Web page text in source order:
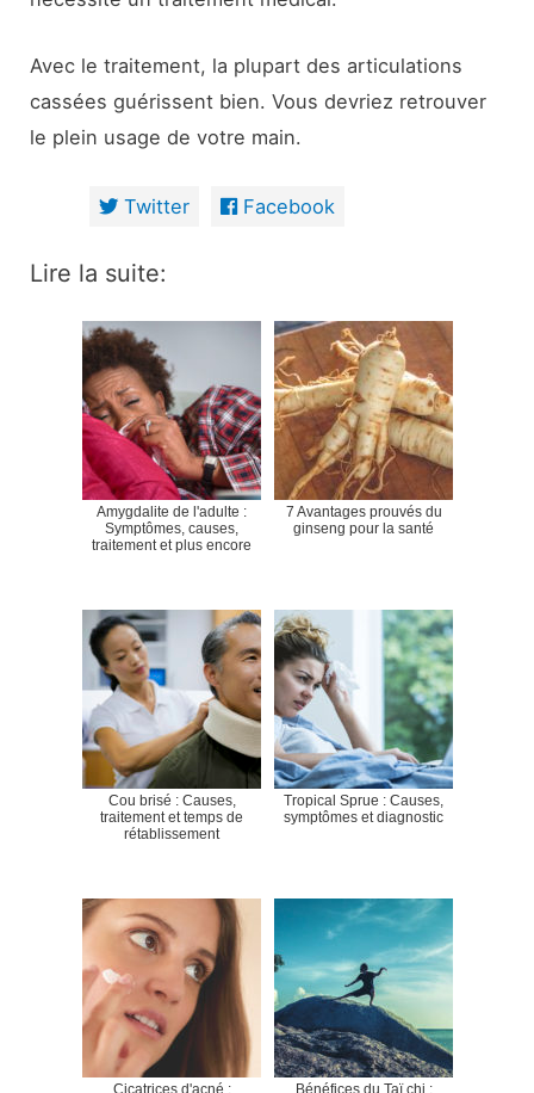
Avec le traitement, la plupart des articulations
cassées guérissent bien. Vous devriez retrouver
le plein usage de votre main.
Twitter Facebook
Lire la suite:
Amygdalite de l'adulte :
Symptômes, causes,
traitement et plus encore
7 Avantages prouvés du
ginseng pour la santé
Cou brisé : Causes,
traitement et temps de
rétablissement
Tropical Sprue : Causes,
symptômes et diagnostic
Cicatrices d'acné :
Bénéfices du Taï chi :